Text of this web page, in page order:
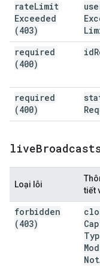
rateLimit
Exceeded
(403)
required
(400)
id
required
(400)
live
Loại lỗi
tiết
forbidden
(403)
Not